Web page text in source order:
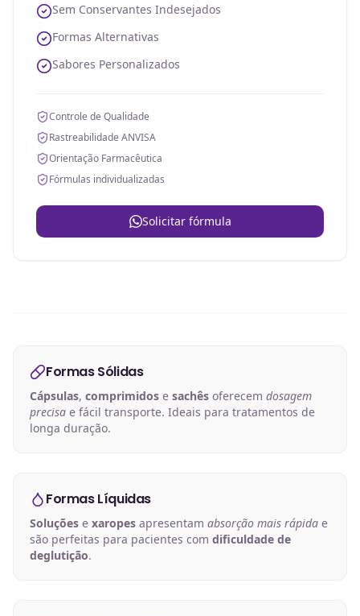
Sem Conservantes Indesejados
Formas Alternativas
Sabores Personalizados
Controle de Qualidade
Rastreabilidade ANVISA
Orientação Farmacêutica
Fórmulas individualizadas
Solicitar fórmula
Formas Sólidas
Cápsulas, comprimidos e sachês oferecem dosagem
precisa e fácil transporte. Ideais para tratamentos de
longa duração.
Formas Líquidas
Soluções e xaropes apresentam absorção mais rápida e
são perfeitas para pacientes com dificuldade de
deglutição.